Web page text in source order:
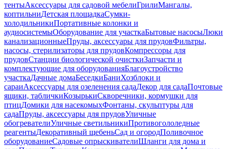
тентыАксессуары для садовой мебелиГрилиМангалы,
коптильниДетская площадкаСумки-
холодильникиПортативные колонки и
аудиосистемыОборудование для участкаБытовые насосыЛюки
канализационныеПруды, аксессуары для прудовФильтры,
насосы, стерилизаторы для прудовКомпрессоры для
прудовСтанции биологической очисткиЗапчасти и
комплектующие для оборудованияБлагоустройство
участкаДачные домаБеседкиБаниХозблоки и
сараиАксессуары для озеленения садаДекор для садаПочтовые
ящики, табличкиКозырькиСкворечники, кормушки для
птицДомики для насекомыхФонтаны, скульптуры для
садаПруды, аксессуары для прудовУличные
обогревателиУличные светильникиПротивогололедные
реагентыДекоративный щебеньСад и огородПоливочное
оборудованиеСадовые опрыскивателиШланги для дома и